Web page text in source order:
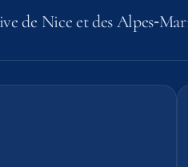
de Nice et des